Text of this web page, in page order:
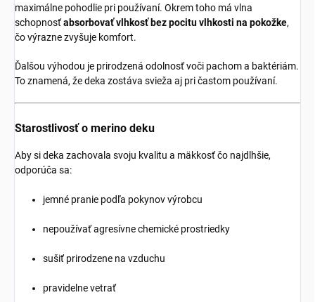
maximálne pohodlie pri používaní. Okrem toho má vlna
schopnosťabsorbovať vlhkosť bez pocitu vlhkosti na pokožke,
čo výrazne zvyšuje komfort.
Ďalšou výhodou je prirodzená odolnosť voči pachom a baktériám.
To znamená, že deka zostáva svieža aj pri častom používaní.
Starostlivosť o merino deku
Aby si deka zachovala svoju kvalitu a mäkkosť čo najdlhšie,
odporúča sa:
jemné pranie podľa pokynov výrobcu
nepoužívať agresívne chemické prostriedky
sušiť prirodzene na vzduchu
pravidelne vetrať